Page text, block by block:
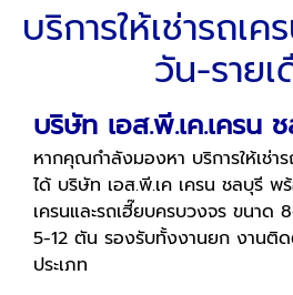
บริการให้เช่ารถเ
วัน-ราย
บริษัท เอส.พี.เค.เครน
หากคุณกำลังมองหา บริการให้เช่า
ได้ บริษัท เอส.พี.เค เครน ชลบุรี พร้
เครนและรถเฮี๊ยบครบวงจร ขนาด
5-12 ตัน รองรับทั้งงานยก งานติ
ประเภท